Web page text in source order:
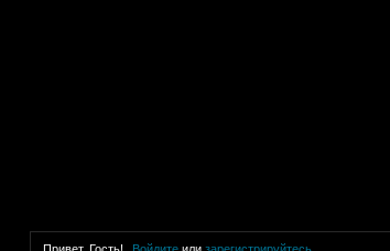
Привет, Гость! Войдите илизарегистрируйтесь